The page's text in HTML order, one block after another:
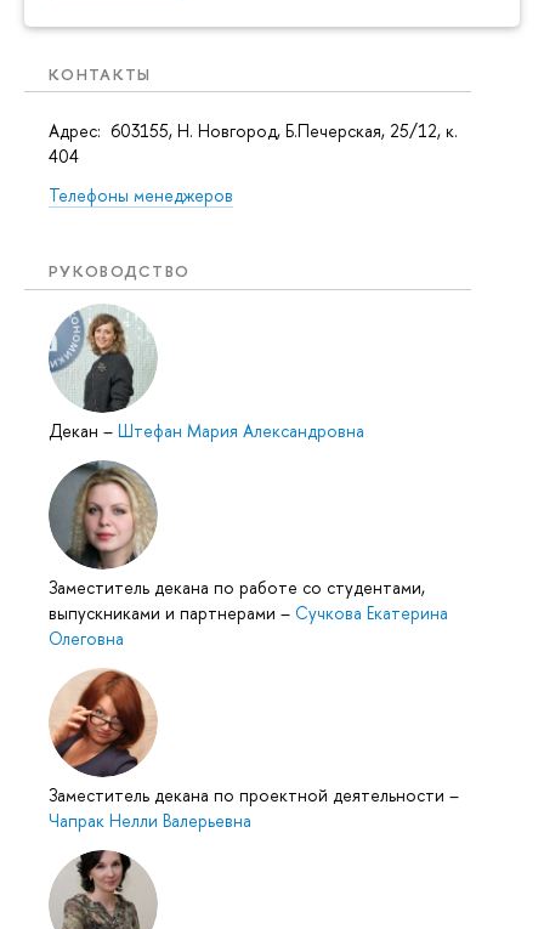
КОНТАКТЫ
Адрес: 603155, Н. Новгород, Б.Печерская, 25/12, к.
404
Телефоны менеджеров
РУКОВОДСТВО
Декан – Штефан Мария Александровна
Заместитель декана по работе со студентами,
выпускниками и партнерами – Сучкова Екатерина
Олеговна
Заместитель декана по проектной деятельности –
Чапрак Нелли Валерьевна